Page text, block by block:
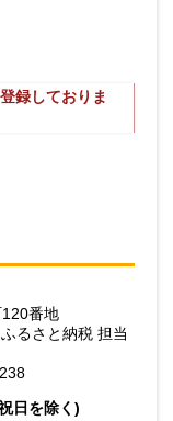
録しておりま
番地
るさと納税 担当
日を除く)